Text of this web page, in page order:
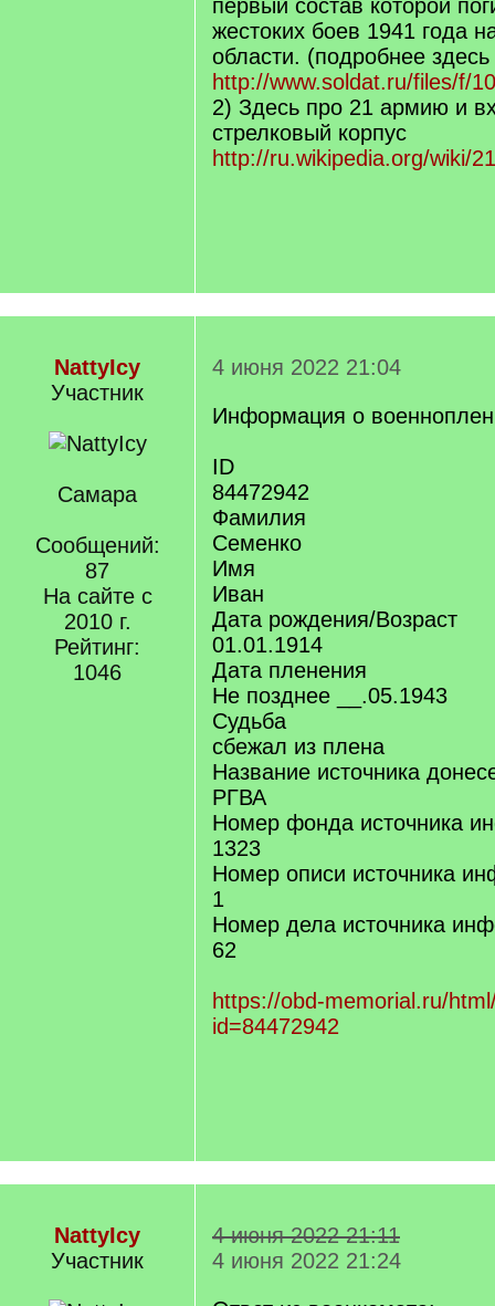
первый состав которой
жестоких боев 1941 года
области. (подробнее здесь
http://www.soldat.ru/files/f/
2) Здесь про 21 армию и
стрелковый корпус
http://ru.wikipedia.org/wiki/
NattyIcy
Участник
Самара
Сообщений:
87
На сайте с
2010 г.
Рейтинг:
1046
4 июня 2022 21:04
Информация о
ID
84472942
Фамилия
Семенко
Имя
Иван
Дата рождения/Возраст
01.01.1914
Дата пленения
Не позднее __.05.1943
Судьба
сбежал из плена
Название источника
РГВА
Номер фонда источника
1323
Номер описи источника
1
Номер дела источника
62
https://obd-memorial.ru/
id=84472942
NattyIcy
Участник
4 июня 2022 21:11
4 июня 2022 21:24